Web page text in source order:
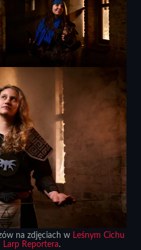
na zdjęciach w Leśnym Cichu
Larp Reportera.